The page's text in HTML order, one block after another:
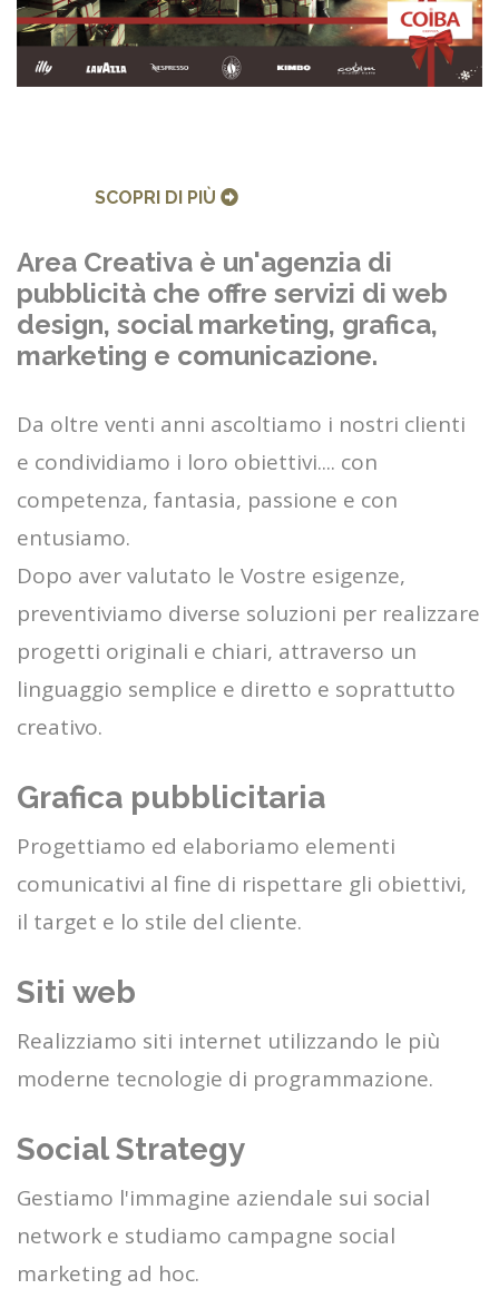
SCOPRI DI PIÙ
Area Creativa è un'agenzia di
pubblicità che offre servizi di web
design, social marketing, grafica,
marketing e comunicazione.
Da oltre venti anni ascoltiamo i nostri clienti
e condividiamo i loro obiettivi.... con
competenza, fantasia, passione e con
entusiamo.
Dopo aver valutato le Vostre esigenze,
preventiviamo diverse soluzioni per realizzare
progetti originali e chiari, attraverso un
linguaggio semplice e diretto e soprattutto
creativo.
Grafica pubblicitaria
Progettiamo ed elaboriamo elementi
comunicativi al fine di rispettare gli obiettivi,
il target e lo stile del cliente.
Siti web
Realizziamo siti internet utilizzando le più
moderne tecnologie di programmazione.
Social Strategy
Gestiamo l'immagine aziendale sui social
network e studiamo campagne social
marketing ad hoc.